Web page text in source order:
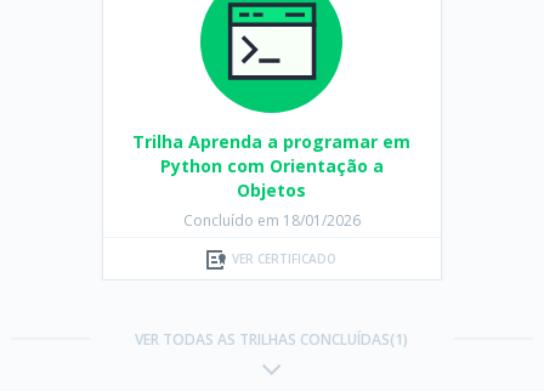
Trilha Aprenda a programar em
Python com Orientação a
Objetos
Concluído em 18/01/2026
VER CERTIFICADO
VER TODAS AS TRILHAS CONCLUÍDAS(1)